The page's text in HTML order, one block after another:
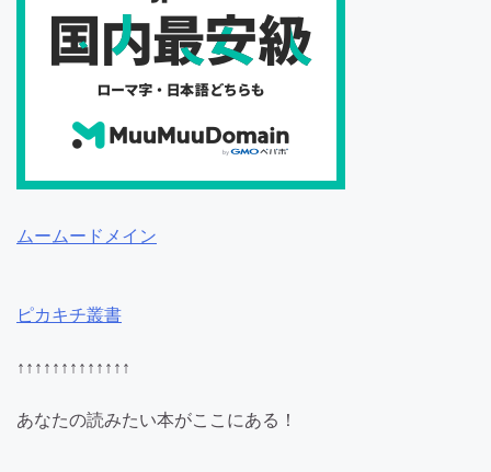
ムームードメイン
ピカキチ叢書
↑↑↑↑↑↑↑↑↑↑↑↑↑
あなたの読みたい本がここにある！